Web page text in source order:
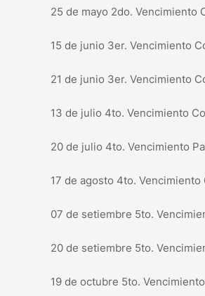
25 de mayo 2do. Vencimiento
15 de junio 3er. Vencimiento
21 de junio 3er. Vencimiento
13 de julio 4to. Vencimiento
20 de julio 4to. Vencimiento
17 de agosto 4to.
07 de setiembre 5to.
20 de setiembre 5to.
19 de octubre 5to.